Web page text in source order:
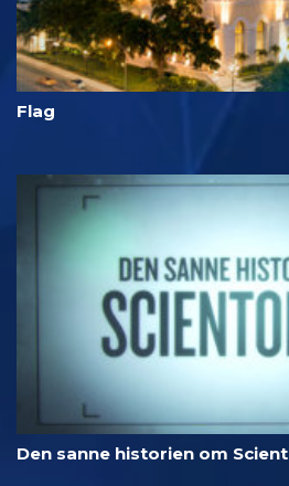
Flag
Den sanne historien om